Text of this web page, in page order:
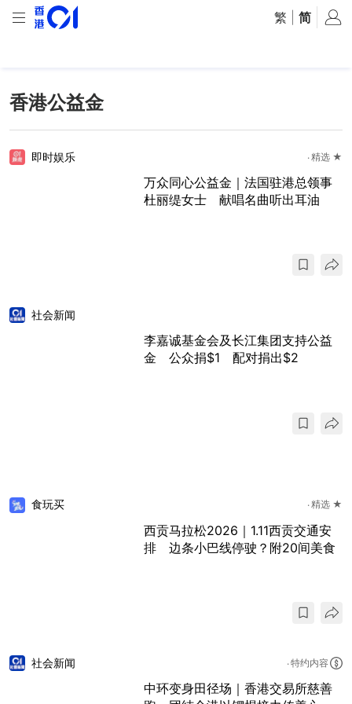
繁 简
香港公益金
即时娱乐 精选 ★
万众同心公益金｜法国驻港总领事
杜丽缇女士 献唱名曲听出耳油
社会新闻
李嘉诚基金会及长江集团支持公益
金 公众捐$1 配对捐出$2
食玩买 精选 ★
西贡马拉松2026｜1.11西贡交通安
排 边条小巴线停驶？附20间美食
社会新闻 特约内容
中环变身田径场｜香港交易所慈善